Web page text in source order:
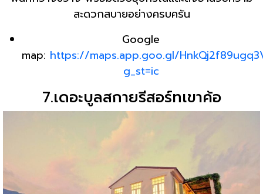
สะดวกสบายอย่างครบครัน
Google
map: https://maps.app.goo.gl/
g_st=ic
7.เดอะบูลสกายรีสอร์ทเขาค้อ